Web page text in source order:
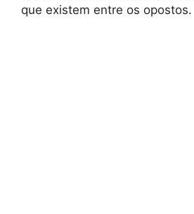
que existem entre os opostos.